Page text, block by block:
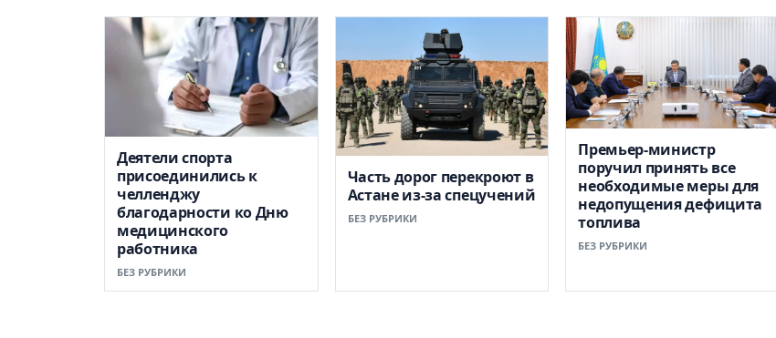
Деятели спорта
присоединились к
челленджу
благодарности ко Дню
медицинского
работника
БЕЗ РУБРИКИ
Часть дорог перекроют в
Астане из-за спецучений
БЕЗ РУБРИКИ
Премьер-министр
поручил принять все
необходимые меры для
недопущения дефицита
топлива
БЕЗ РУБРИКИ